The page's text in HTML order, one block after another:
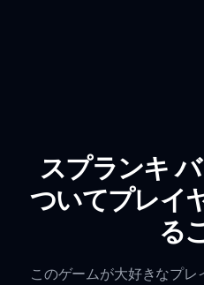
スプランキ
ついてプレイ
る
このゲームが大好きなプ